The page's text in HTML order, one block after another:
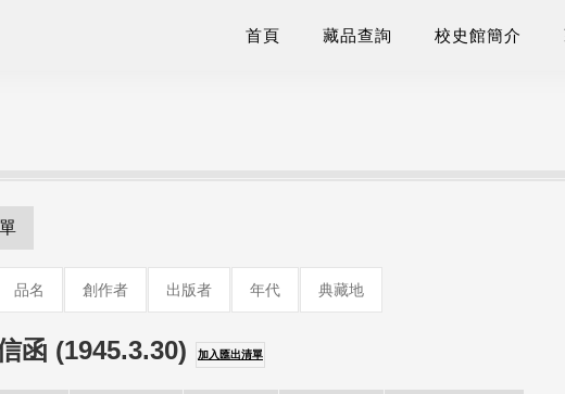
首頁 藏品查詢 校史館簡介
品名 創作者 出版者 年代 典藏地
函 (1945.3.30) 加入匯出清單